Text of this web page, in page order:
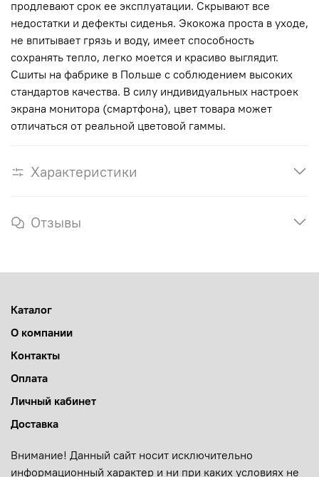
продлевают срок ее эксплуатации. Скрывают все
недостатки и дефекты сиденья. Экокожа проста в уходе,
не впитывает грязь и воду, имеет способность
сохранять тепло, легко моется и красиво выглядит.
Сшиты на фабрике в Польше с соблюдением высоких
стандартов качества. В силу индивидуальных настроек
экрана монитора (смартфона), цвет товара может
отличаться от реальной цветовой гаммы.
Характеристики
Отзывы
Каталог
О компании
Контакты
Оплата
Личный кабинет
Доставка
Внимание! Данный сайт носит исключительно
информационный характер и ни при каких условиях не